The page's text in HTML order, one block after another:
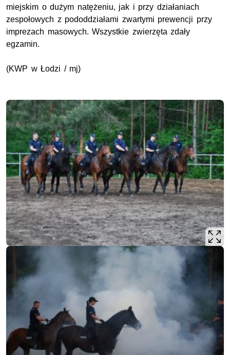
miejskim o dużym natężeniu, jak i przy działaniach
zespołowych z pododdziałami zwartymi prewencji przy
imprezach masowych. Wszystkie zwierzęta zdały
egzamin.
(KWP w Łodzi / mj)